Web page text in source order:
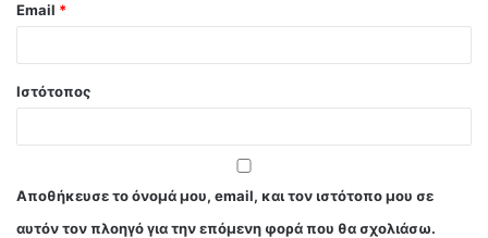
Email *
Ιστότοπος
Αποθήκευσε το όνομά μου, email, και τον ιστότοπο μου σε
αυτόν τον πλοηγό για την επόμενη φορά που θα σχολιάσω.